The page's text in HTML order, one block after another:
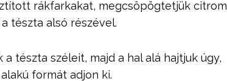
rákfarkakat, megcsöpögtetjük citrom
tészta alsó részével.
tészta széleit, majd a hal alá hajtjuk úgy,
formát adjon ki.